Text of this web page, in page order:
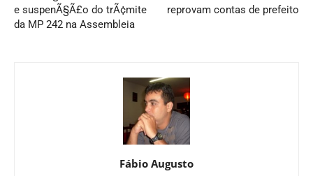
e suspenÃ§Ã£o do trÃ¢mite
da MP 242 na Assembleia
reprovam contas de prefeito
Fábio Augusto